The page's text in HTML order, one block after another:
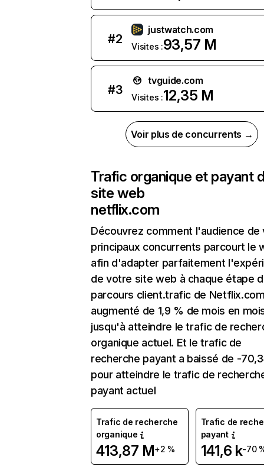
#2
justwatch.com
Visites :93,57 M
#3
tvguide.com
Visites :12,35 M
Voir plus de concurrents →
Trafic organique et payant
site web
netflix.com
Découvrez comment l'audience de
principaux concurrents parcourt le
afin d'adapter parfaitement
de votre site web à chaque étape
parcours client.trafic de
augmenté de 1,9 % de mois en
jusqu'à atteindre le trafic de
organique actuel. Et le trafic de
recherche payant a baissé de -
pour atteindre le trafic de
payant actuel
Trafic de recherche
organique
413,87 M+2 %
Trafic de
payant
141,6 k-70